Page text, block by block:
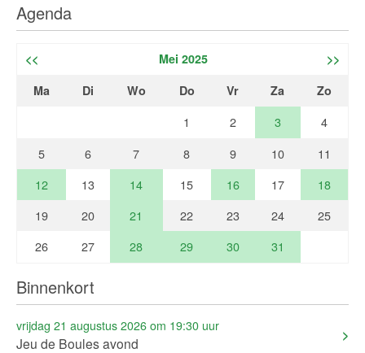
Agenda
<< Mei 2025
>>
Ma
Di Wo Do Vr Za Zo
1 2 3
4
5
6 7 8 9 10
11
12
13 14 15 16 17
18
19
20 21 22 23 24
25
26
27 28 29 30 31
Binnenkort
vrijdag 21 augustus 2026 om 19:30 uur
Jeu de Boules avond